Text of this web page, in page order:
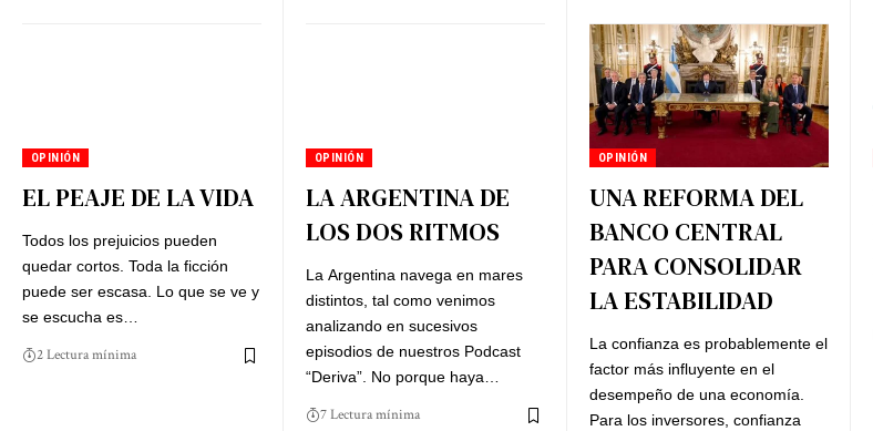
OPINIÓN
EL PEAJE DE LA VIDA
Todos los prejuicios pueden
quedar cortos. Toda la ficción
puede ser escasa. Lo que se ve y
se escucha es…
2 Lectura mínima
OPINIÓN
LA ARGENTINA DE
LOS DOS RITMOS
La Argentina navega en mares
distintos, tal como venimos
analizando en sucesivos
episodios de nuestros Podcast
“Deriva”. No porque haya…
7 Lectura mínima
OPINIÓN
UNA REFORMA DEL
BANCO CENTRAL
PARA CONSOLIDAR
LA ESTABILIDAD
La confianza es probablemente el
factor más influyente en el
desempeño de una economía.
Para los inversores, confianza